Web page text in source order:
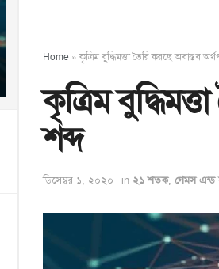
Home »কৃত্রিম বুদ্ধিমত্তা তৈরি করছে অবাস্তব
কৃত্রিম
শব্দ
ডিসেম্বর ১, ২০২০ in ২১ শতক, গেমস এন্ড